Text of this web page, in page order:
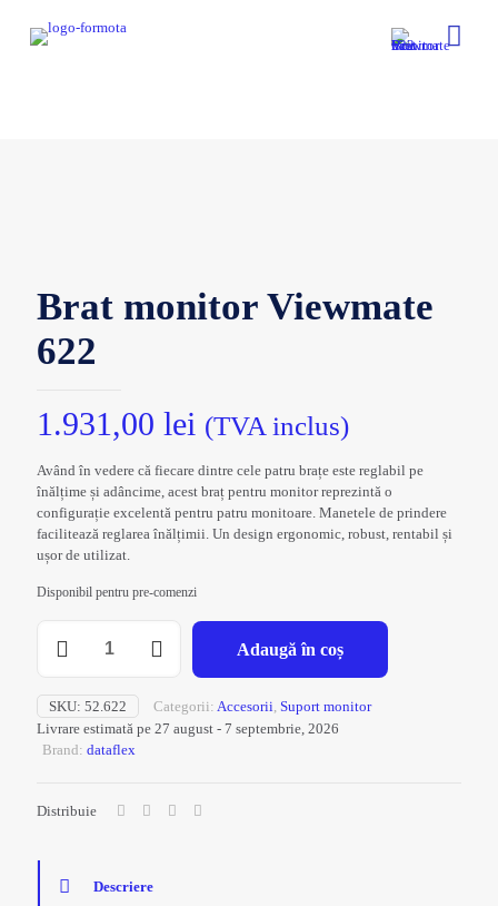
Brat monitor Viewmate
622
1.931,00 lei (TVA inclus)
Având în vedere că fiecare dintre cele patru brațe este reglabil pe
înălțime și adâncime, acest braț pentru monitor reprezintă o
configurație excelentă pentru patru monitoare. Manetele de prindere
facilitează reglarea înălțimii. Un design ergonomic, robust, rentabil și
ușor de utilizat.
Disponibil pentru pre-comenzi
monitor
Viewmate
622
Adaugă în coș
SKU: 52.622 Categorii: Accesorii, Suport monitor
Livrare estimată pe 27 august - 7 septembrie, 2026
Brand: dataflex
Distribuie
Descriere